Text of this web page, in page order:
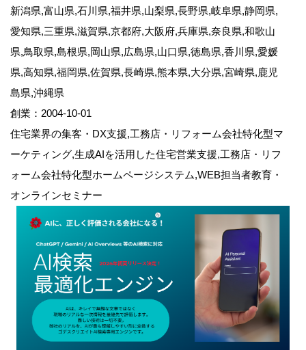
新潟県,富山県,石川県,福井県,山梨県,長野県,岐阜県,静岡県,
愛知県,三重県,滋賀県,京都府,大阪府,兵庫県,奈良県,和歌山
県,鳥取県,島根県,岡山県,広島県,山口県,徳島県,香川県,愛媛
県,高知県,福岡県,佐賀県,長崎県,熊本県,大分県,宮崎県,鹿児
島県,沖縄県
創業：2004-10-01
住宅業界の集客・DX支援,工務店・リフォーム会社特化型マ
ーケティング,生成AIを活用した住宅営業支援,工務店・リフ
ォーム会社特化型ホームページシステム,WEB担当者教育・
オンラインセミナー